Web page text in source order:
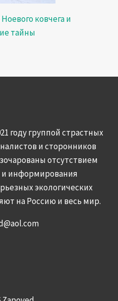
ковчега и
тайны
году группой страстных
и сторонников
отсутствием
информирования
экологических
на Россию и весь мир.